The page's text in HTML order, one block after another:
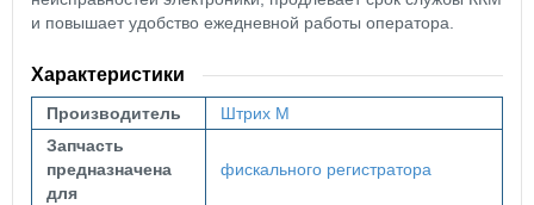
и повышает удобство ежедневной работы оператора.
Характеристики
Производитель
Штрих М
Запчасть
предназначена
для
фискального регистратора